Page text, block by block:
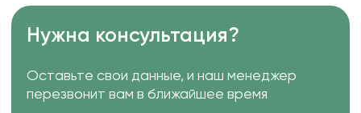
Нужна консультация?
Оставьте свои данные, и наш менеджер
перезвонит вам в ближайшее время